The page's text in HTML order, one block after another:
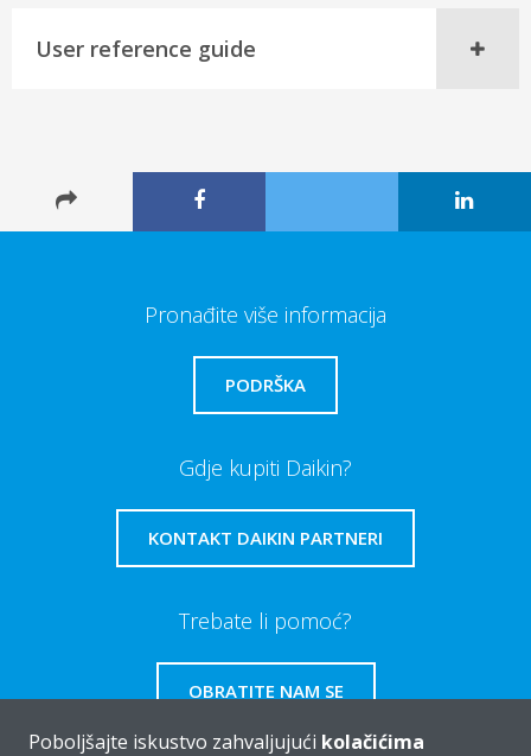
User reference guide
Pronađite više informacija
PODRŠKA
Gdje kupiti Daikin?
KONTAKT DAIKIN PARTNERI
Trebate li pomoć?
OBRATITE NAM SE
Poboljšajte iskustvo zahvaljujući kolačićima